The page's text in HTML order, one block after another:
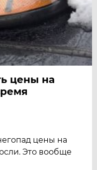
цены на
цены на
Это вообще